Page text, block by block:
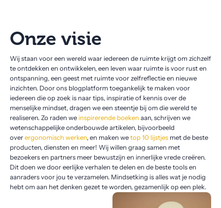
Onze visie
Wij staan voor een wereld waar iedereen de ruimte krijgt om zichzelf
te ontdekken en ontwikkelen, een leven waar ruimte is voor rust en
ontspanning, een geest met ruimte voor zelfreflectie en nieuwe
inzichten. Door ons blogplatform toegankelijk te maken voor
iedereen die op zoek is naar tips, inspiratie of kennis over de
menselijke mindset, dragen we een steentje bij om die wereld te
realiseren. Zo raden we inspirerende boeken aan, schrijven we
wetenschappelijke onderbouwde artikelen, bijvoorbeeld
overergonomisch werken, en maken wetop 10 lijstjes met de beste
producten, diensten en meer! Wij willen graag samen met
bezoekers en partners meer bewustzijn en innerlijke vrede creëren.
Dit doen we door eerlijke verhalen te delen en de beste tools en
aanraders voor jou te verzamelen. Mindsetking is alles wat je nodig
hebt om aan het denken gezet te worden, gezamenlijk op een plek.